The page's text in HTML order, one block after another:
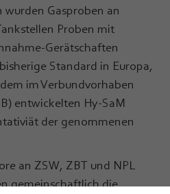
Gasproben an
Proben mit
Gerätschaften
Standard in Europa,
im Verbundvorhaben
entwickelten Hy-SaM
der genommenen
an ZSW, ZBT und NPL
gemeinschaftlich die